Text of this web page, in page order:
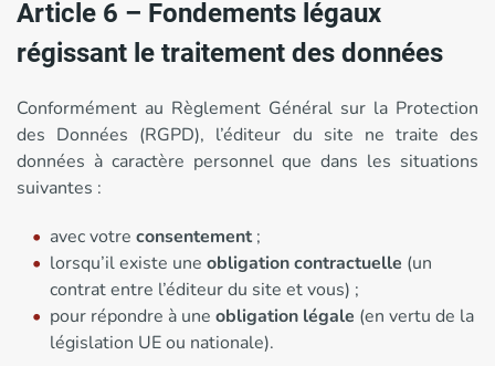
Article 6 – Fondements légaux
régissant le traitement des données
Conformément au Règlement Général sur la Protection
des Données (RGPD), l’éditeur du site ne traite des
données à caractère personnel que dans les situations
suivantes :
avec votre consentement ;
lorsqu’il existe une obligation contractuelle (un
contrat entre l’éditeur du site et vous) ;
pour répondre à une obligation légale (en vertu de la
législation UE ou nationale).